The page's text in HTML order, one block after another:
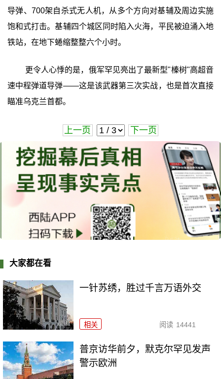
导弹、700架自杀式无人机，从多个方向对基辅及周边实施
饱和式打击。基辅四个城区同时陷入火海，平民被迫涌入地
铁站，在地下蜷缩整整六个小时。
更令人心悸的是，俄军罕见亮出了最新型"榛树"高超音
速中程弹道导弹——这是该武器第三次实战，也是首次直接
瞄准乌克兰首都。
上一页 下一页
大家都在看
一针苏绣，胜过千言万语外交
相关 阅读 14441
普京访华前夕，默克尔罕见发声
警示欧洲